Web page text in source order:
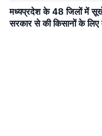
मध्यप्रदेश के 48 जिलों में
सरकार से की किसानों के लिए